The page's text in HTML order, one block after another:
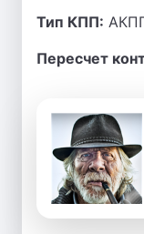
Тип КПП:
Пересчет